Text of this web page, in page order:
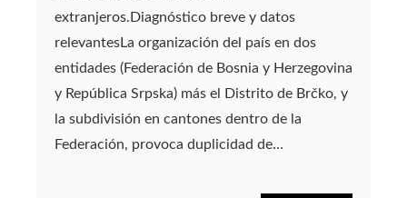
extranjeros.Diagnóstico breve y datos
relevantesLa organización del país en dos
entidades (Federación de Bosnia y Herzegovina
y República Srpska) más el Distrito de Brčko, y
la subdivisión en cantones dentro de la
Federación, provoca duplicidad de…